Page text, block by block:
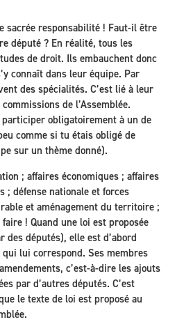
sacrée responsabilité ! Faut-il être
député ? En réalité, tous les
de droit. Ils embauchent donc
connaît dans leur équipe. Par
des spécialités. C’est lié à leur
de l’Assemblée.
obligatoirement à un de
comme si tu étais obligé de
sur un thème donné).
; affaires économiques ; affaires
; défense nationale et forces
et aménagement du territoire ;
! Quand une loi est proposée
des députés), elle est d’abord
lui correspond. Ses membres
amendements, c’est-à-dire les ajouts
par d’autres députés. C’est
le texte de loi est proposé au